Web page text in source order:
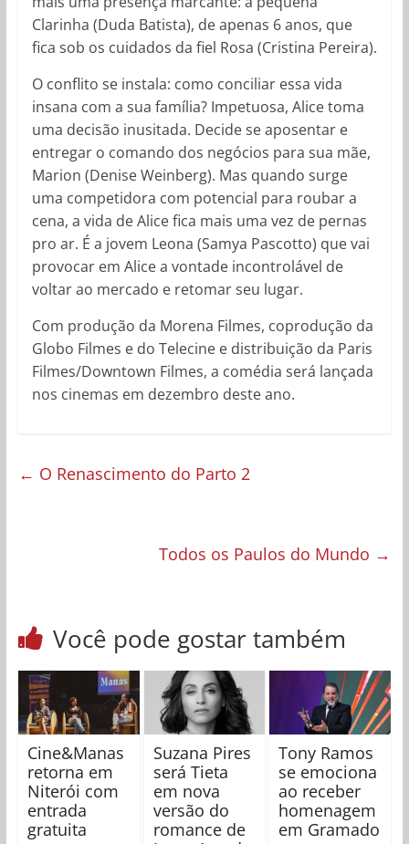
Clarinha (Duda Batista), de apenas 6 anos, que
fica sob os cuidados da fiel Rosa (Cristina Pereira).
O conflito se instala: como conciliar essa vida
insana com a sua família? Impetuosa, Alice toma
uma decisão inusitada. Decide se aposentar e
entregar o comando dos negócios para sua mãe,
Marion (Denise Weinberg). Mas quando surge
uma competidora com potencial para roubar a
cena, a vida de Alice fica mais uma vez de pernas
pro ar. É a jovem Leona (Samya Pascotto) que vai
provocar em Alice a vontade incontrolável de
voltar ao mercado e retomar seu lugar.
Com produção da Morena Filmes, coprodução da
Globo Filmes e do Telecine e distribuição da Paris
Filmes/Downtown Filmes, a comédia será lançada
nos cinemas em dezembro deste ano.
← O Renascimento do Parto 2
Todos os Paulos do Mundo →
Você pode gostar também
Cine&Manas
retorna em
Niterói com
entrada
gratuita
Suzana Pires
será Tieta
em nova
versão do
romance de
Tony Ramos
se emociona
ao receber
homenagem
em Gramado